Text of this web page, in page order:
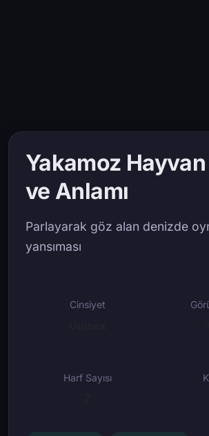
Yakamoz
ve Anlamı
Parlayarak göz alan denizde
yansıması
Cinsiyet
Harf Sayısı